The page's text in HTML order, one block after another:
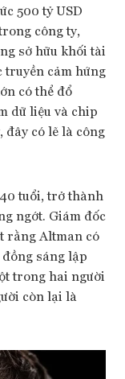
500 tỷ USD
công ty,
sở hữu khối tài
truyền cảm hứng
có thể đổ
dữ liệu và chip
có lẽ là công
tuổi, trở thành
ngớt. Giám đốc
rằng Altman có
sáng lập
trong hai người
còn lại là